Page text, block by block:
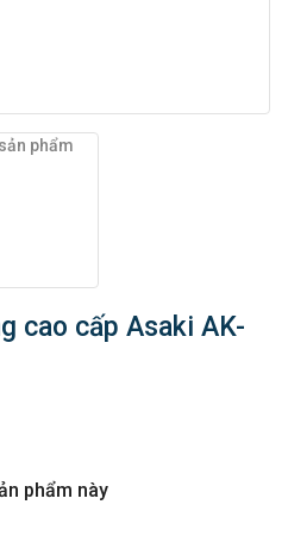
cao cấp Asaki AK-
phẩm này